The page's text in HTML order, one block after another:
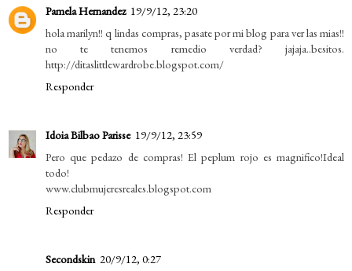
Pamela Hernandez 19/9/12, 23:20
hola marilyn!! q lindas compras, pasate por mi blog para ver las mias!!
no te tenemos remedio verdad? jajaja..besitos.
http://ditaslittlewardrobe.blogspot.com/
Responder
Idoia Bilbao Parisse 19/9/12, 23:59
Pero que pedazo de compras! El peplum rojo es magnifico!Ideal
todo!
www.clubmujeresreales.blogspot.com
Responder
Secondskin 20/9/12, 0:27